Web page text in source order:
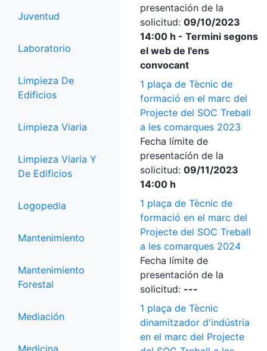
Juventud
Laboratorio
Limpieza De
Edificios
Limpieza Viaria
Limpieza Viaria Y
De Edificios
Logopedia
Mantenimiento
Mantenimiento
Forestal
Mediación
Medicina
presentación de la
solicitud: 09/10/2023
14:00 h - Termini segons
el web de l'ens
convocant
1 plaça de Tècnic de
formació en el marc del
Projecte del SOC Treball
a les comarques 2023
Fecha límite de
presentación de la
solicitud: 09/11/2023
14:00 h
1 plaça de Tècnic de
formació en el marc del
Projecte del SOC Treball
a les comarques 2024
Fecha límite de
presentación de la
solicitud: ---
1 plaça de Tècnic
dinamitzador d'indústria
en el marc del Projecte